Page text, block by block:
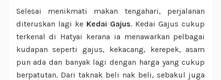
Selesai menikmati makan tengahari, perjalanan
diteruskan lagi ke Kedai Gajus. Kedai Gajus cukup
terkenal di Hatyai kerana ia menawarkan pelbagai
kudapan seperti gajus, kekacang, kerepek, asam
pun ada dan banyak lagi dengan harga yang cukup
berpatutan. Dari taknak beli nak beli, sebakul juga